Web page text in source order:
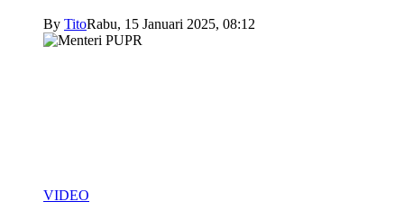
By TitoRabu, 15 Januari 2025, 08:12
VIDEO